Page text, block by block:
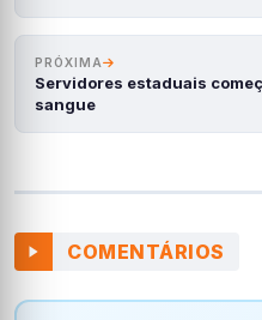
PRÓXIMA
Servidores estaduais
sangue
COMENTÁRIOS